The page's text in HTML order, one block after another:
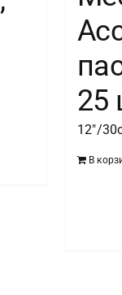
25
12"/
В